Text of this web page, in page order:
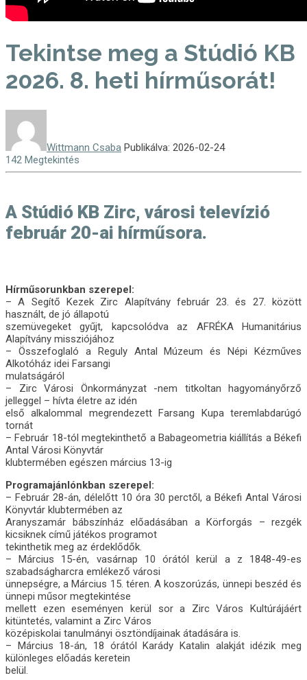
Tekintse meg a Stúdió KB
2026. 8. heti hírműsorát!
Wittmann Csaba Publikálva: 2026-02-24
142 Megtekintés
A Stúdió KB Zirc, városi televízió
február 20-ai hírműsora.
Hírműsorunkban szerepel:
– A Segítő Kezek Zirc Alapítvány február 23. és 27. között
használt, de jó állapotú
szemüvegeket gyűjt, kapcsolódva az AFRÉKA Humanitárius
Alapítvány missziójához
– Összefoglaló a Reguly Antal Múzeum és Népi Kézműves
Alkotóház idei Farsangi
mulatságáról
– Zirc Városi Önkormányzat -nem titkoltan hagyományőrző
jelleggel – hívta életre az idén
első alkalommal megrendezett Farsang Kupa teremlabdarúgó
tornát
– Február 18-tól megtekinthető a Babageometria kiállítás a Békefi
Antal Városi Könyvtár
klubtermében egészen március 13-ig
Programajánlónkban szerepel:
– Február 28-án, délelőtt 10 óra 30 perctől, a Békefi Antal Városi
Könyvtár klubtermében az
Aranyszamár bábszínház előadásában a Körforgás – rezgék
kicsiknek című játékos programot
tekinthetik meg az érdeklődők.
– Március 15-én, vasárnap 10 órától kerül a z 1848-49-es
szabadságharcra emlékező városi
ünnepségre, a Március 15. téren. A koszorúzás, ünnepi beszéd és
ünnepi műsor megtekintése
mellett ezen eseményen kerül sor a Zirc Város Kultúrájáért
kitüntetés, valamint a Zirc Város
középiskolai tanulmányi ösztöndíjainak átadására is.
– Március 18-án, 18 órától Karády Katalin alakját idézik meg
különleges előadás keretein
belül.